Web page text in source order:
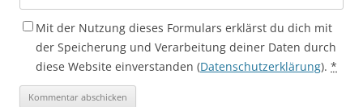
Mit der Nutzung dieses Formulars erklärst du dich mit
der Speicherung und Verarbeitung deiner Daten durch
diese Website einverstanden (Datenschutzerklärung). *